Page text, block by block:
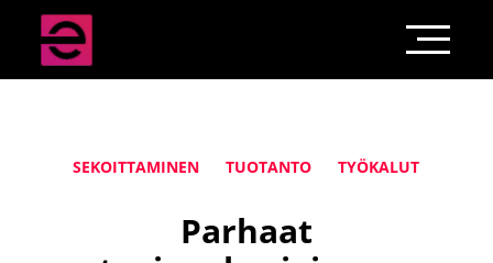
SEKOITTAMINEN TUOTANTO TYÖKALUT
Parhaat